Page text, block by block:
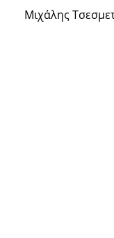
Μιχάλης